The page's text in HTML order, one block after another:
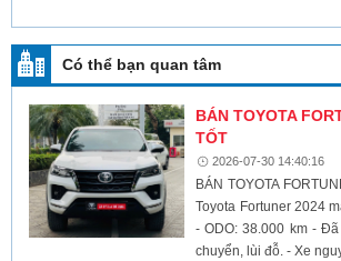
Có thể bạn quan tâm
BÁN TOYOTA
TỐT
2026-07-30 14:40:16
BÁN TOYOTA
Toyota Fortuner 2024
- ODO: 38.000 km -
chuyển, lùi đỗ. - Xe